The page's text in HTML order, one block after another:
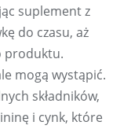
suplement z
do czasu, aż
produktu.
mogą wystąpić.
składników,
i cynk, które